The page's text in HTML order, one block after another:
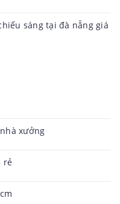
sáng tại đà nẵng giá
xưởng
rẻ